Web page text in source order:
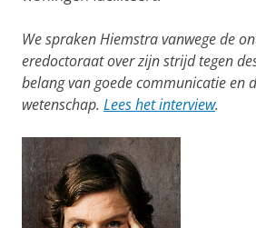
We spraken Hiemstra vanwege de
eredoctoraat over zijn strijd tegen
belang van goede communicatie en
wetenschap. Lees het interview.